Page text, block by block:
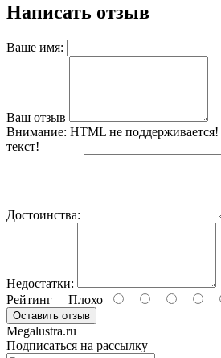
Написать отзыв
Ваше имя:
Ваш отзыв
Внимание: HTML не
текст!
Достоинства:
Недостатки:
Рейтинг Плохо
Оставить отзыв
Megalustra.ru
Подписаться на рассылку